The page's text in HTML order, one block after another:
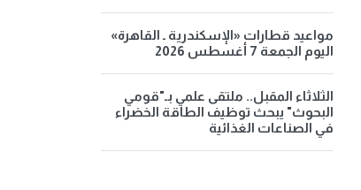
مواعيد قطارات «الإسكندرية ـ القاهرة»
اليوم الجمعة 7 أغسطس 2026
الثلاثاء المقبل.. ملتقى علمي بـ"قومي
البحوث" يبحث توظيف الطاقة الخضراء
في الصناعات الغذائية